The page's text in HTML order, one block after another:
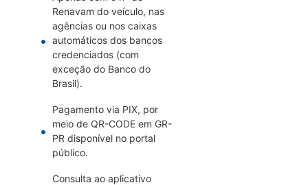
Renavam do veículo, nas
agências ou nos caixas
automáticos dos bancos
credenciados (com
exceção do Banco do
Brasil).
Pagamento via PIX, por
meio de QR-CODE em GR-
PR disponível no portal
público.
Consulta ao aplicativo